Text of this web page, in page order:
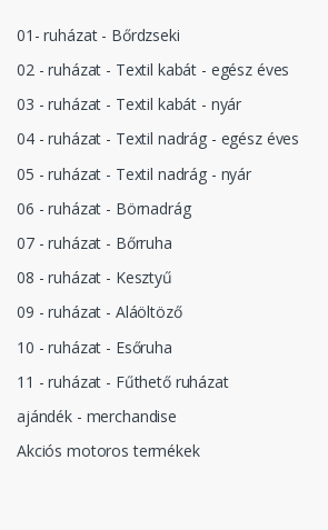
01- ruházat - Bőrdzseki
02 - ruházat - Textil kabát - egész éves
03 - ruházat - Textil kabát - nyár
04 - ruházat - Textil nadrág - egész éves
05 - ruházat - Textil nadrág - nyár
06 - ruházat - Börnadrág
07 - ruházat - Bőrruha
08 - ruházat - Kesztyű
09 - ruházat - Aláöltöző
10 - ruházat - Esőruha
11 - ruházat - Fűthető ruházat
ajándék - merchandise
Akciós motoros termékek